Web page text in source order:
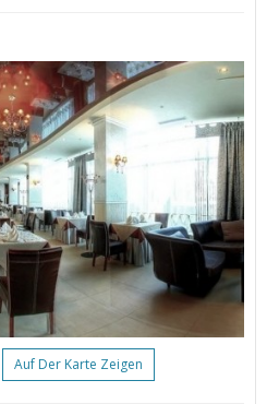
Auf Der Karte Zeigen